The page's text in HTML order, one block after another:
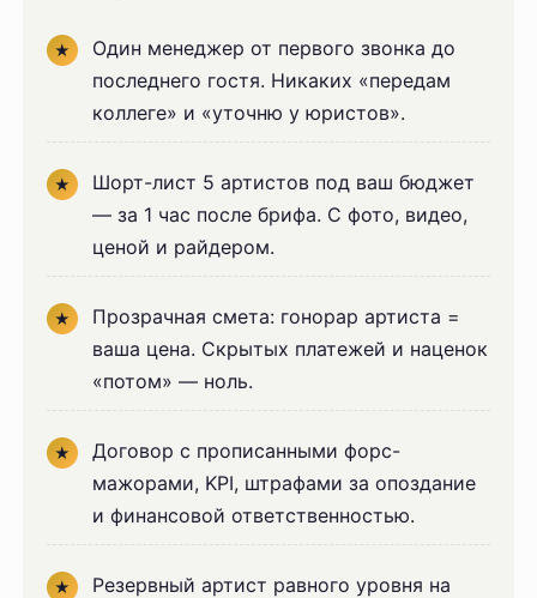
Один менеджер от первого звонка до
последнего гостя. Никаких «передам
коллеге» и «уточню у юристов».
Шорт-лист 5 артистов под ваш бюджет
— за 1 час после брифа. С фото, видео,
ценой и райдером.
Прозрачная смета: гонорар артиста =
ваша цена. Скрытых платежей и наценок
«потом» — ноль.
Договор с прописанными форс-
мажорами, KPI, штрафами за опоздание
и финансовой ответственностью.
Резервный артист равного уровня на